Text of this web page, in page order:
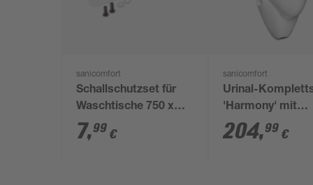
sanicomfort
Schallschutzset für
Waschtische 750 x
195 x 4 mm
7,99 €
sanicomfort
Urinal-
'Harmony' mit
Druckspüler, ohne
WC-Sitz, mit
204,99 €